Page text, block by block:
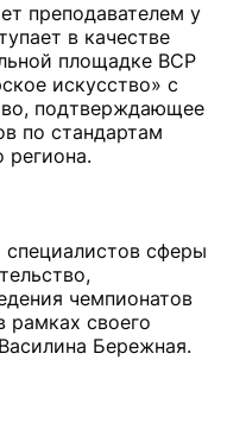
преподавателем у
в качестве
площадке ВСР
искусство» с
подтверждающее
по стандартам
региона.
сферы
чемпионатов
рамках своего
Бережная.